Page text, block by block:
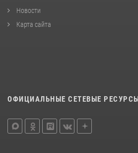
Новости
Карта сайта
ОФИЦИАЛЬНЫЕ СЕТЕВЫЕ РЕСУРСЫ